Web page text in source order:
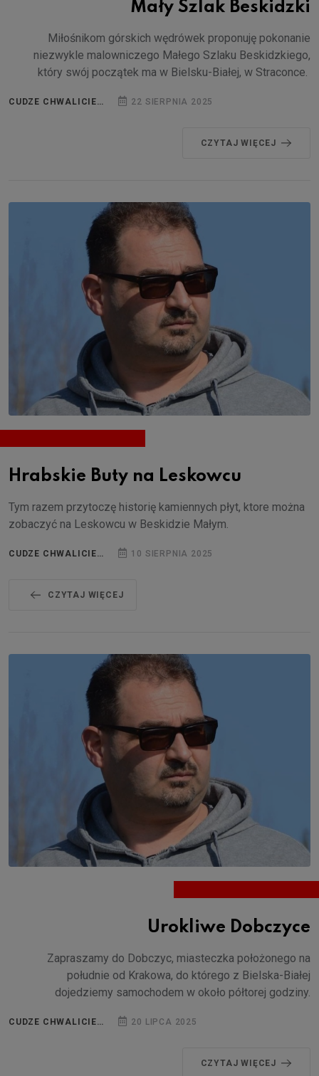
Mały Szlak Beskidzki
Miłośnikom górskich wędrówek proponuję pokonanie
niezwykle malowniczego Małego Szlaku Beskidzkiego,
który swój początek ma w Bielsku-Białej, w Straconce.
CUDZE CHWALICIE… 22 SIERPNIA 2025
CZYTAJ WIĘCEJ
Hrabskie Buty na Leskowcu
Tym razem przytoczę historię kamiennych płyt, ktore można
zobaczyć na Leskowcu w Beskidzie Małym.
CUDZE CHWALICIE… 10 SIERPNIA 2025
CZYTAJ WIĘCEJ
Urokliwe Dobczyce
Zapraszamy do Dobczyc, miasteczka położonego na
południe od Krakowa, do którego z Bielska-Białej
dojedziemy samochodem w około półtorej godziny.
CUDZE CHWALICIE… 20 LIPCA 2025
CZYTAJ WIĘCEJ